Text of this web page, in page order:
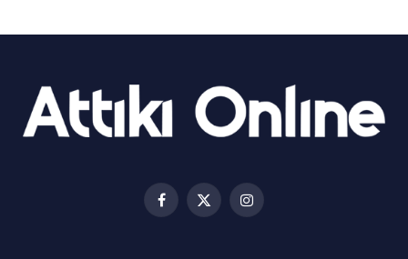
21.07.2026 | 14:01
21.07.2026 | 13:44
Facebook
X
Instagram